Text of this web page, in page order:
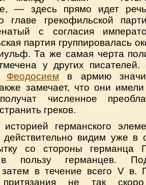
— здесь прямо идет
главе грекофильской
с согласия
партия группировалась
Та же самая черта
у других
Феодосием в армию
замечает, что они
численное
греков.
германского
видим уже в
со стороны германца
в пользу германцев.
затем в течение всего V в.
притязания не так скоро